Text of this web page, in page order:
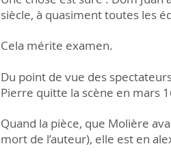
siècle, à quasiment toutes les
Cela mérite examen.
Du point de vue des
Pierre quitte la scène en mars
Quand la pièce, que Molière
mort de l’auteur), elle est en